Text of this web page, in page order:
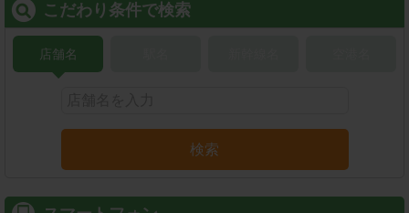
こだわり条件で検索
店舗名
検索